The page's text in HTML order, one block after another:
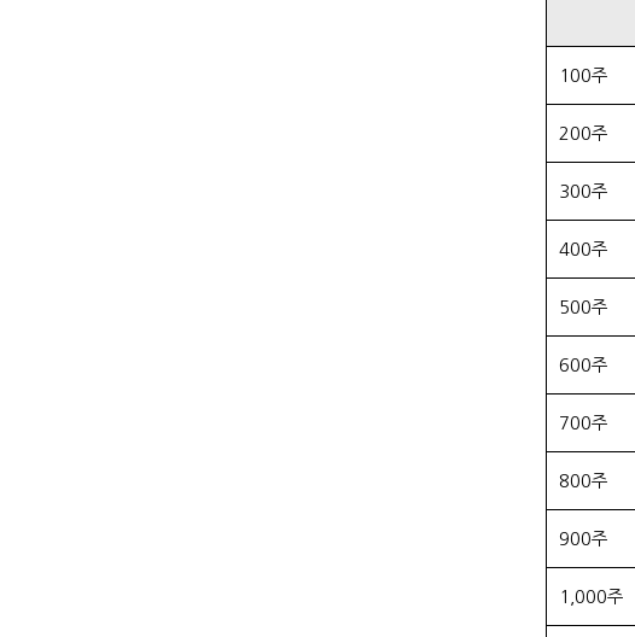
100주
200주
300주
400주
500주
600주
700주
800주
900주
1,000주